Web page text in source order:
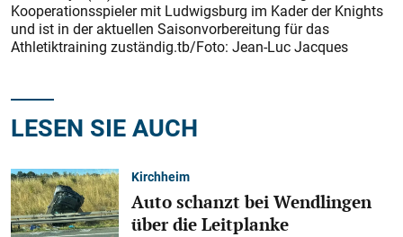
Kooperationsspieler mit Ludwigsburg im Kader der Knights
und ist in der aktuellen Saisonvorbereitung für das
Athletiktraining zuständig.tb/Foto: Jean-Luc Jacques
LESEN SIE AUCH
Kirchheim
Auto schanzt bei Wendlingen
über die Leitplanke